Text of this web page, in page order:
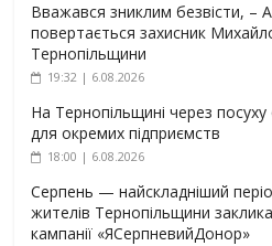
Вважався зниклим безвісти, –
повертається захисник
Тернопільщини
19:32 | 6.08.2026
На Тернопільщині через
для окремих підприємств
18:00 | 6.08.2026
Серпень — найскладніший
жителів Тернопільщини
кампанії «ЯСерпневийДонор»